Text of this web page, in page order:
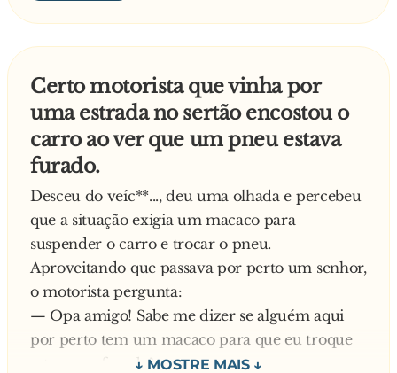
todo mundo peida. Eu p**..., essa outra senhora
que está sentada ao seu lado peida, aquele
peida, o cobrador peida, o motorista peida e até
a mãe do motorista peida...
Nesse instante o motorista pára o ônibus e
coloca o bêbado para fora do veíc**....
- p**... - reclama ele, sentindo-se injustiçado. -
Os outros é que peidam e eu que levo a culpa!
Certo motorista que vinha por
uma estrada no sertão encostou o
carro ao ver que um pneu estava
furado.
Desceu do veíc**..., deu uma olhada e percebeu
que a situação exigia um macaco para
suspender o carro e trocar o pneu.
Aproveitando que passava por perto um senhor,
o motorista pergunta:
— Opa amigo! Sabe me dizer se alguém aqui
por perto tem um macaco para que eu troque
este pneu furado?